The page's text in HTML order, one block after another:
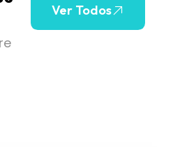
Ver Todos